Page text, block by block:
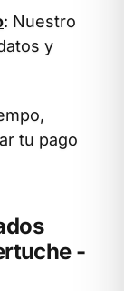
: Nuestro
y
tu pago
-